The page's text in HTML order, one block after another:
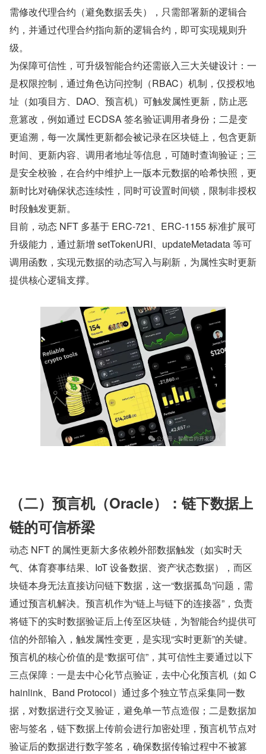
需修改代理合约（避免数据丢失），只需部署新的逻辑合
约，并通过代理合约指向新的逻辑合约，即可实现规则升
级。
为保障可信性，可升级智能合约还需嵌入三大关键设计：一
是权限控制，通过角色访问控制（RBAC）机制，仅授权地
址（如项目方、DAO、预言机）可触发属性更新，防止恶
意篡改，例如通过 ECDSA 签名验证调用者身份；二是变
更追溯，每一次属性更新都会被记录在区块链上，包含更新
时间、更新内容、调用者地址等信息，可随时查询验证；三
是安全校验，在合约中维护上一版本元数据的哈希快照，更
新时比对确保状态连续性，同时可设置时间锁，限制非授权
时段触发更新。
目前，动态 NFT 多基于 ERC-721、ERC-1155 标准扩展可
升级能力，通过新增 setTokenURI、updateMetadata 等可
调用函数，实现元数据的动态写入与刷新，为属性实时更新
提供核心逻辑支撑。
（二）预言机（Oracle）：链下数据上
链的可信桥梁
动态 NFT 的属性更新大多依赖外部数据触发（如实时天
气、体育赛事结果、IoT 设备数据、资产状态数据），而区
块链本身无法直接访问链下数据，这一“数据孤岛”问题，需
通过预言机解决。预言机作为“链上与链下的连接器”，负责
将链下的实时数据验证后上传至区块链，为智能合约提供可
信的外部输入，触发属性变更，是实现“实时更新”的关键。
预言机的核心价值的是“数据可信”，其可信性主要通过以下
三点保障：一是去中心化节点验证，去中心化预言机（如 C
hainlink、Band Protocol）通过多个独立节点采集同一数
据，对数据进行交叉验证，避免单一节点造假；二是数据加
密与签名，链下数据上传前会进行加密处理，预言机节点对
验证后的数据进行数字签名，确保数据传输过程中不被篡